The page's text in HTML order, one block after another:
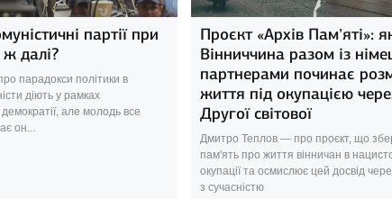
партії при
далі?
парадокси політики в
діють у рамках
демократії, але молодь все
он...
Проєкт «Архів Пам’яті»:
Вінниччина разом із
партнерами починає
життя під окупацією
Другої світової
Дмитро Теплов — про проєкт, що
пам'ять про життя вінничан в
окупації та осмислює цей досвід
з сучасністю